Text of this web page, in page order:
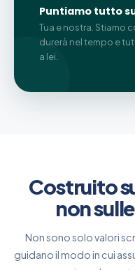
Puntiamo tutto
Tua e nostra. Stiamo
durerà nel tempo e
a lei.
Costruito
non
Non sono solo valori
guidano il modo in cui